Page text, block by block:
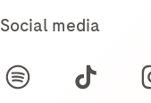
Social media